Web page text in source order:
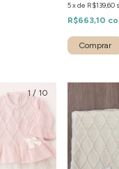
5xde R$139,60
R$663,10
Comprar
1 / 10